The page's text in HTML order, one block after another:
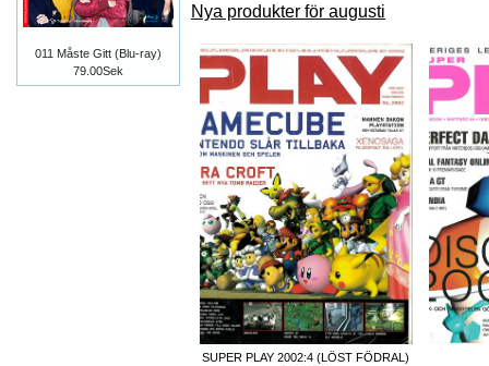
Nya produkter för augusti
SUPER PLAY 2002:4 (LÖST FÖDRAL)
011 Måste Gitt (Blu-ray)
79.00Sek